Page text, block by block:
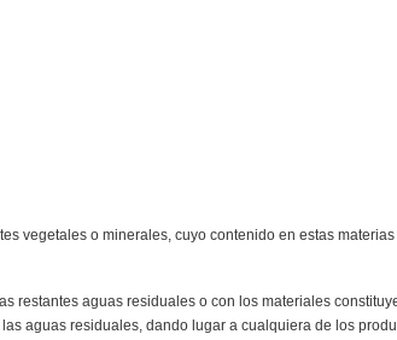
vegetales o minerales, cuyo contenido en estas
restantes aguas residuales o con los materiales
aguas residuales, dando lugar a cualquiera de los